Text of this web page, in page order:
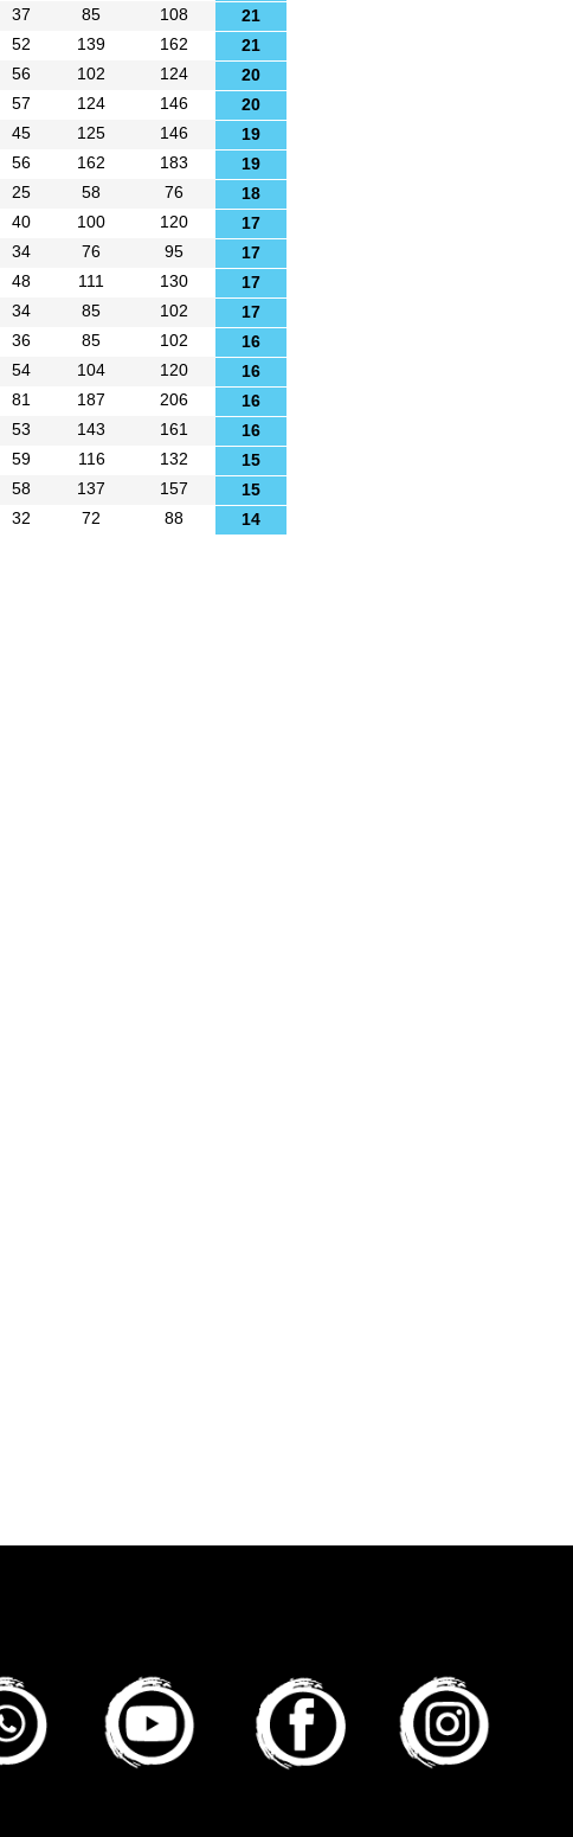
37 85 108 21
52 139 162 21
56 102 124 20
57 124 146 20
45 125 146 19
56 162 183 19
25 58 76 18
40 100 120 17
34 76 95 17
48 111 130 17
34 85 102 17
36 85 102 16
54 104 120 16
81 187 206 16
53 143 161 16
59 116 132 15
58 137 157 15
32 72 88 14